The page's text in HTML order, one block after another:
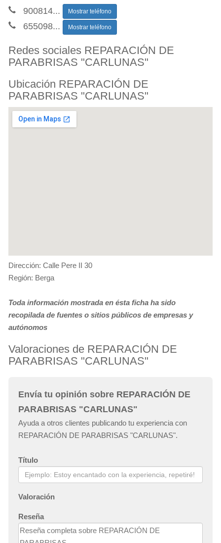
900814... Mostrar teléfono
655098... Mostrar teléfono
Redes sociales REPARACIÓN DE
PARABRISAS "CARLUNAS"
Ubicación REPARACIÓN DE
PARABRISAS "CARLUNAS"
Dirección: Calle Pere II 30
Región: Berga
Toda información mostrada en ésta ficha ha sido
recopilada de fuentes o sitios públicos de empresas y
autónomos
Valoraciones de REPARACIÓN DE
PARABRISAS "CARLUNAS"
Envía tu opinión sobre REPARACIÓN DE
PARABRISAS "CARLUNAS"
Ayuda a otros clientes publicando tu experiencia con
REPARACIÓN DE PARABRISAS "CARLUNAS".
Título
Valoración
Reseña